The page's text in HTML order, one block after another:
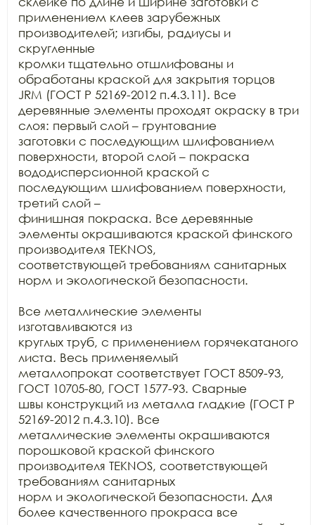
применением клеев зарубежных
производителей; изгибы, радиусы и
скругленные
кромки тщательно отшлифованы и
обработаны краской для закрытия торцов
JRM (ГОСТ Р 52169-2012 п.4.3.11). Все
деревянные элементы проходят окраску в три
слоя: первый слой – грунтование
заготовки с последующим шлифованием
поверхности, второй слой – покраска
вододисперсионной краской с
последующим шлифованием поверхности,
третий слой –
финишная покраска. Все деревянные
элементы окрашиваются краской финского
производителя TEKNOS,
соответствующей требованиям санитарных
норм и экологической безопасности.
Все металлические элементы
изготавливаются из
круглых труб, с применением горячекатаного
листа. Весь применяемый
металлопрокат соответствует ГОСТ 8509-93,
ГОСТ 10705-80, ГОСТ 1577-93. Сварные
швы конструкций из металла гладкие (ГОСТ Р
52169-2012 п.4.3.10). Все
металлические элементы окрашиваются
порошковой краской финского
производителя TEKNOS, соответствующей
требованиям санитарных
норм и экологической безопасности. Для
более качественного прокраса все